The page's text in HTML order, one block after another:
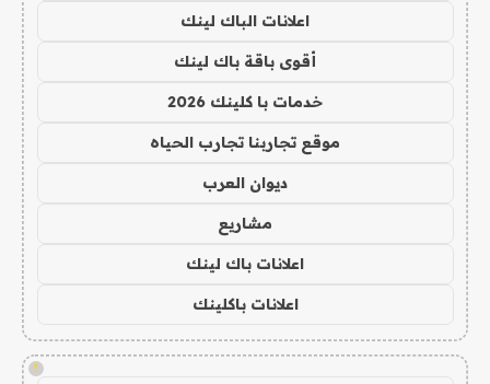
اعلانات الباك لينك
أقوى باقة باك لينك
خدمات با كلينك 2026
موقع تجاربنا تجارب الحياه
ديوان العرب
مشاريع
اعلانات باك لينك
اعلانات باكلينك
!